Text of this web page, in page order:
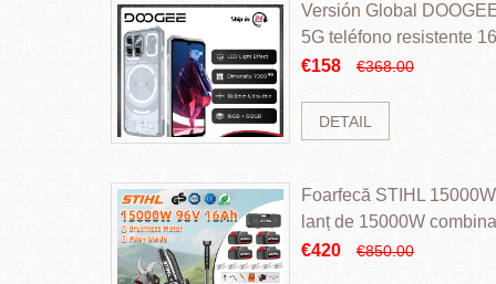
Versión Global
5G teléfono resistente
ROM Mediatek
€158 €368.00
DETAIL
Foarfecă STIHL
lanț de 15000W
perii și baterie cu li
€420 €850.00